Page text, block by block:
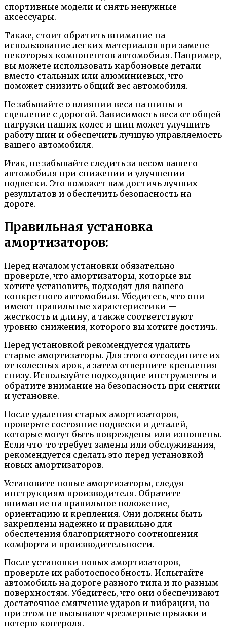
спортивные модели и снять ненужные
аксессуары.
Также, стоит обратить внимание на
использование легких материалов при замене
некоторых компонентов автомобиля. Например,
вы можете использовать карбоновые детали
вместо стальных или алюминиевых, что
поможет снизить общий вес автомобиля.
Не забывайте о влиянии веса на шины и
сцепление с дорогой. Зависимость веса от общей
нагрузки наших колес и шин может улучшить
работу шин и обеспечить лучшую управляемость
вашего автомобиля.
Итак, не забывайте следить за весом вашего
автомобиля при снижении и улучшении
подвески. Это поможет вам достичь лучших
результатов и обеспечить безопасность на
дороге.
Правильная установка
амортизаторов:
Перед началом установки обязательно
проверьте, что амортизаторы, которые вы
хотите установить, подходят для вашего
конкретного автомобиля. Убедитесь, что они
имеют правильные характеристики —
жесткость и длину, а также соответствуют
уровню снижения, которого вы хотите достичь.
Перед установкой рекомендуется удалить
старые амортизаторы. Для этого отсоедините их
от колесных арок, а затем отверните крепления
снизу. Используйте подходящие инструменты и
обратите внимание на безопасность при снятии
и установке.
После удаления старых амортизаторов,
проверьте состояние подвески и деталей,
которые могут быть повреждены или изношены.
Если что-то требует замены или обслуживания,
рекомендуется сделать это перед установкой
новых амортизаторов.
Установите новые амортизаторы, следуя
инструкциям производителя. Обратите
внимание на правильное положение,
ориентацию и крепления. Они должны быть
закреплены надежно и правильно для
обеспечения благоприятного соотношения
комфорта и производительности.
После установки новых амортизаторов,
проверьте их работоспособность. Испытайте
автомобиль на дороге разного типа и по разным
поверхностям. Убедитесь, что они обеспечивают
достаточное смягчение ударов и вибрации, но
при этом не вызывают чрезмерные прыжки и
потерю контроля.